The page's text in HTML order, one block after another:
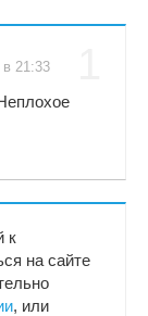
в 21:33
к
на сайте
, или